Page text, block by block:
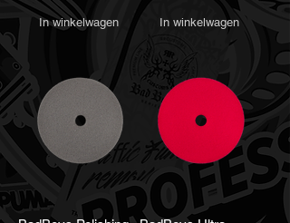
In winkelwagen In winkelwagen